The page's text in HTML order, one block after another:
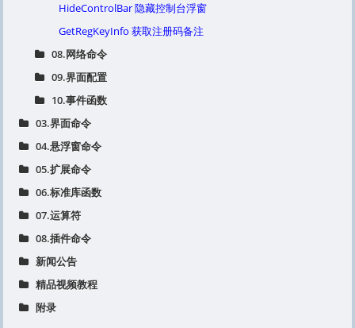
HideControlBar 隐藏控制台浮窗
GetRegKeyInfo 获取注册码备注
08.网络命令
09.界面配置
10.事件函数
03.界面命令
04.悬浮窗命令
05.扩展命令
06.标准库函数
07.运算符
08.插件命令
新闻公告
精品视频教程
附录